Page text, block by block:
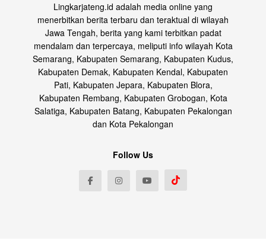
Lingkarjateng.id adalah media online yang
menerbitkan berita terbaru dan teraktual di wilayah
Jawa Tengah, berita yang kami terbitkan padat
mendalam dan terpercaya, meliputi info wilayah Kota
Semarang, Kabupaten Semarang, Kabupaten Kudus,
Kabupaten Demak, Kabupaten Kendal, Kabupaten
Pati, Kabupaten Jepara, Kabupaten Blora,
Kabupaten Rembang, Kabupaten Grobogan, Kota
Salatiga, Kabupaten Batang, Kabupaten Pekalongan
dan Kota Pekalongan
Follow Us